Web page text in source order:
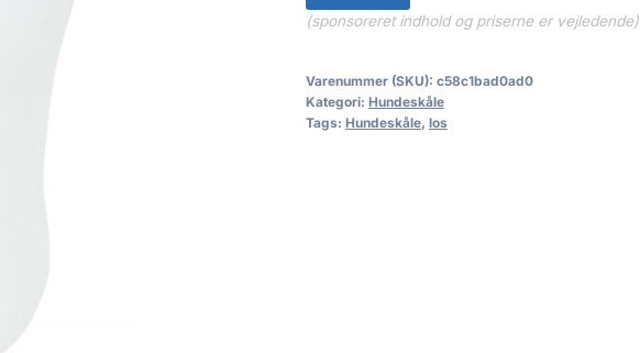
(sponsoreret indhold og priserne er vejledende)
Varenummer (SKU): c58c1bad0ad0
Kategori: Hundeskåle
Tags: Hundeskåle, los